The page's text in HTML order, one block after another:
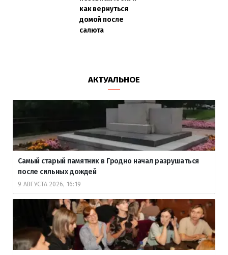
как вернуться
домой после
салюта
АКТУАЛЬНОЕ
Самый старый памятник в Гродно начал разрушаться
после сильных дождей
9 АВГУСТА 2026, 16:19